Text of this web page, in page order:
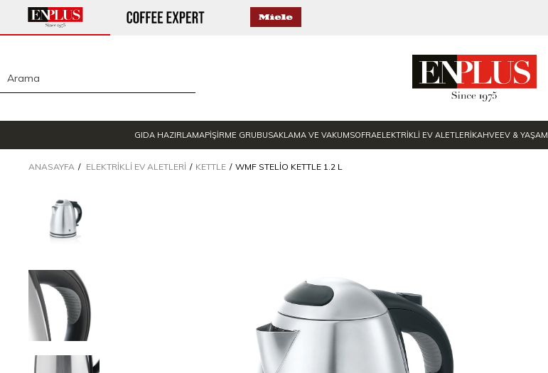
GIDA HAZIRLAMAPİŞİRME GRUBUSAKLAMA VE VAKUMSOFRAELEKTRİKLİ EV ALETLERİKAHVEEV & YAŞAM
ANASAYFA ELEKTRIKLI EV ALETLERI KETTLE WMF STELIO KETTLE 1.2 L